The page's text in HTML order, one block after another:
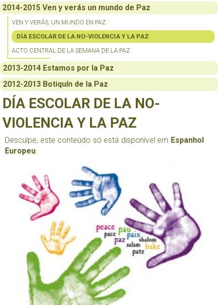
2014-2015 Ven y verás un mundo de Paz
VEN Y VERÁS, UN MUNDO EN PAZ
DÍA ESCOLAR DE LA NO-VIOLENCIA Y LA PAZ
ACTO CENTRAL DE LA SEMANA DE LA PAZ
2013-2014 Estamos por la Paz
2012-2013 Botiquín de la Paz
DÍA ESCOLAR DE LA NO-
VIOLENCIA Y LA PAZ
Desculpe, este conteúdo só está disponível em Espanhol
Europeu.